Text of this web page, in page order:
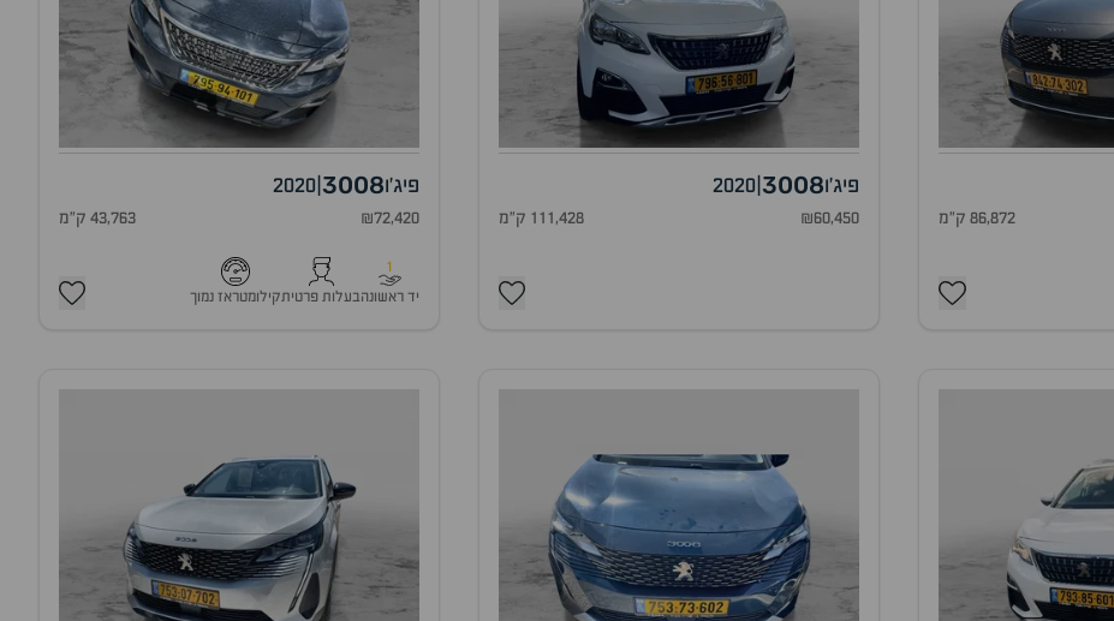
86,872 ק"מ
פיג'ו3008
2020
₪60,450 111,428 ק"מ
פיג'ו3008
2020
₪72,420 43,763 ק"מ
1
יד ראשונהבעלות פרטיתקילומטראז נמוך